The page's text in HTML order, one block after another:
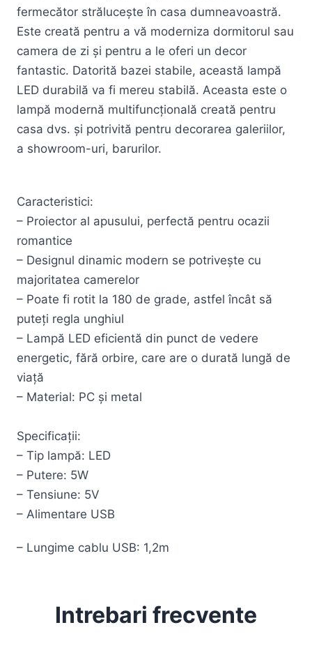
fermecător strălucește în casa dumneavoastră.
Este creată pentru a vă moderniza dormitorul sau
camera de zi și pentru a le oferi un decor
fantastic. Datorită bazei stabile, această lampă
LED durabilă va fi mereu stabilă. Aceasta este o
lampă modernă multifuncțională creată pentru
casa dvs. și potrivită pentru decorarea galeriilor,
a showroom-uri, barurilor.
Caracteristici:
– Proiector al apusului, perfectă pentru ocazii
romantice
– Designul dinamic modern se potrivește cu
majoritatea camerelor
– Poate fi rotit la 180 de grade, astfel încât să
puteți regla unghiul
– Lampă LED eficientă din punct de vedere
energetic, fără orbire, care are o durată lungă de
viață
– Material: PC și metal
Specificații:
– Tip lampă: LED
– Putere: 5W
– Tensiune: 5V
– Alimentare USB
– Lungime cablu USB: 1,2m
Intrebari frecvente